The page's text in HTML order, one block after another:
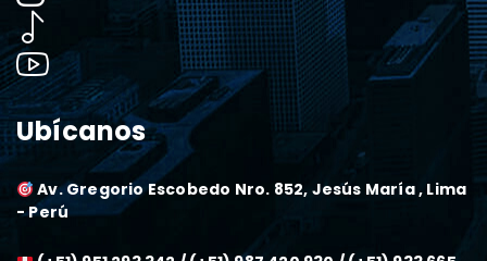
Ubícanos
Av. Gregorio Escobedo Nro. 852, Jesús María , Lima
- Perú